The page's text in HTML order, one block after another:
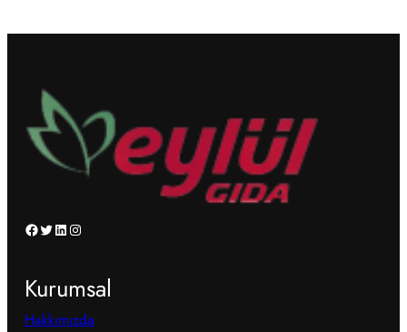
Facebook Twitter LinkedIn Instagram
Kurumsal
Hakkımızda